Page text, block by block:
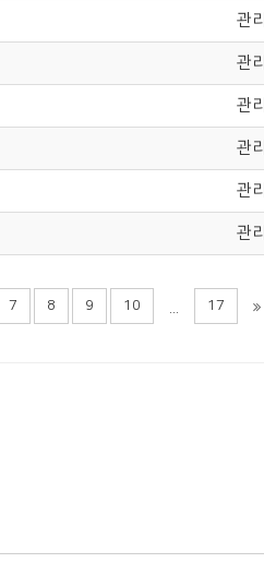
관
관
관
관
관
관
7 8 9 10 17